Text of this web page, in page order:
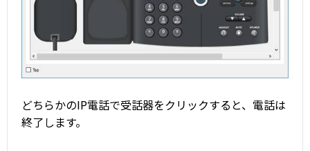
どちらかのIP電話で受話器をクリックすると、電話は
終了します。